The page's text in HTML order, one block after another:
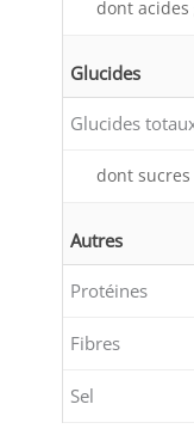
dont acides
Glucides
Glucides
dont sucres
Autres
Protéines
Fibres
Sel